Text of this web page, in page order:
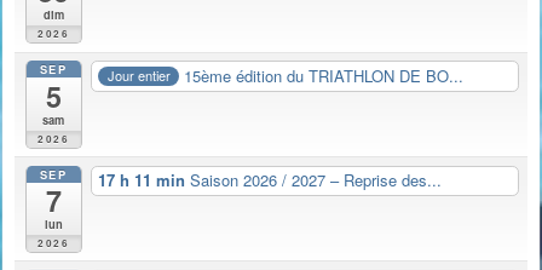
dim
2026
SEP
5
sam
2026
Jour entier 15ème édition du TRIATHLON DE BO...
SEP
7
lun
2026
17 h 11 min Saison 2026 / 2027 – Reprise des...